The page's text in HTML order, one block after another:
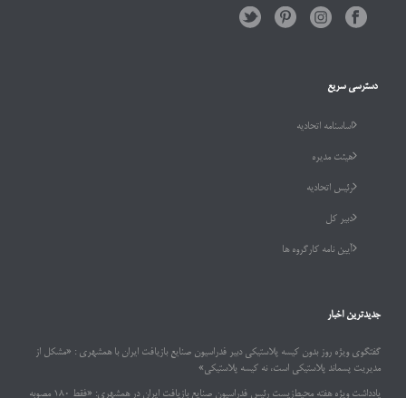
دسترسی سریع
اساسنامه اتحادیه
هیئت مدیره
رئیس اتحادیه
دبیر کل
آیین نامه کارگروه ها
جدیدترین اخبار
گفتگوی ویژه روز بدون کیسه پلاستیکی دبیر فدراسیون صنایع بازیافت ایران با همشهری : «مشکل از
مدیریت پسماند پلاستیکی است، نه کیسه پلاستیکی»
یادداشت ویژه هفته محیط‌زیست رئیس فدراسیون صنایع بازیافت ایران در همشهری: «فقط ۱۸۰ مصوبه